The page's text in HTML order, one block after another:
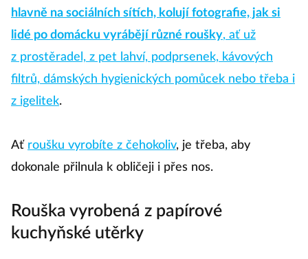
hlavně na sociálních sítích, kolují fotografie, jak si
lidé po domácku vyrábějí různé roušky, ať už
z prostěradel, z pet lahví, podprsenek, kávových
filtrů, dámských hygienických pomůcek nebo třeba i
z igelitek.
Ať roušku vyrobíte z čehokoliv, je třeba, aby
dokonale přilnula k obličeji i přes nos.
Rouška vyrobená z papírové
kuchyňské utěrky